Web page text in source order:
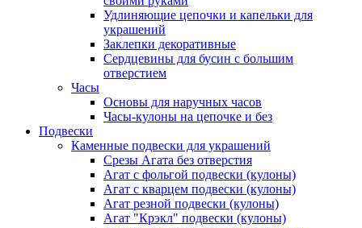
Удлиняющие цепочки и капельки для
украшений
Заклепки декоративные
Сердцевины для бусин с большим
отверстием
Часы
Основы для наручных часов
Часы-кулоны на цепочке и без
Подвески
Каменные подвески для украшений
Срезы Агата без отверстия
Агат с фольгой подвески (кулоны)
Агат с кварцем подвески (кулоны)
Агат резной подвески (кулоны)
Агат "Крэкл" подвески (кулоны)